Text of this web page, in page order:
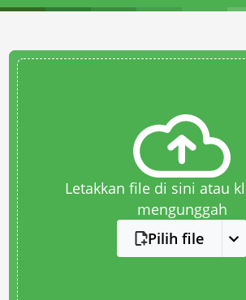
Letakkan file di sini atau
mengunggah
Pilih file